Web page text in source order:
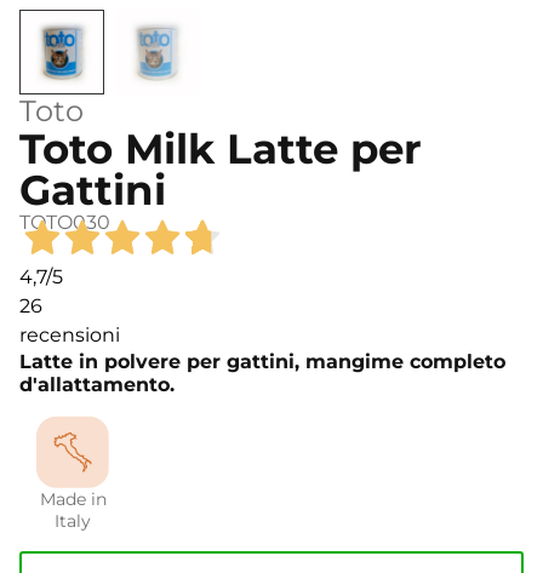
Toto
Toto Milk Latte per
Gattini
TOTO030
4,7/5
26
recensioni
Latte in polvere per gattini, mangime completo
d'allattamento.
Made in
Italy